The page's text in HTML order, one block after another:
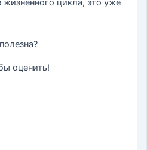
жизненного цикла, это уже
оценить!